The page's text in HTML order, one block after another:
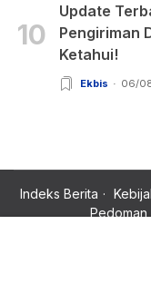
10
Update
Pengiriman
Ketahui!
Ekbis 06/
Indeks Berita
Pedoman